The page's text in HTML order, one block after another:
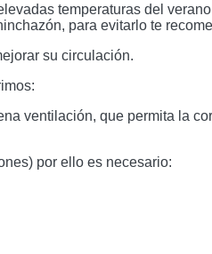
temperaturas del
para evitarlo te
su circulación.
ventilación, que permita la
por ello es necesario: